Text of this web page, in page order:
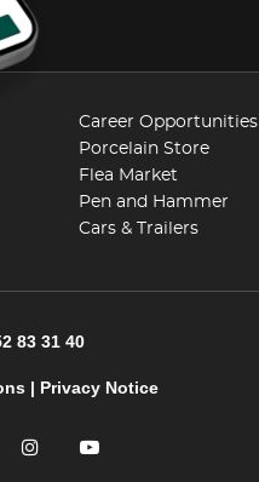
Career Opportunities
Porcelain Store
Flea Market
Pen and Hammer
Cars & Trailers
83 31 40
| Privacy Notice